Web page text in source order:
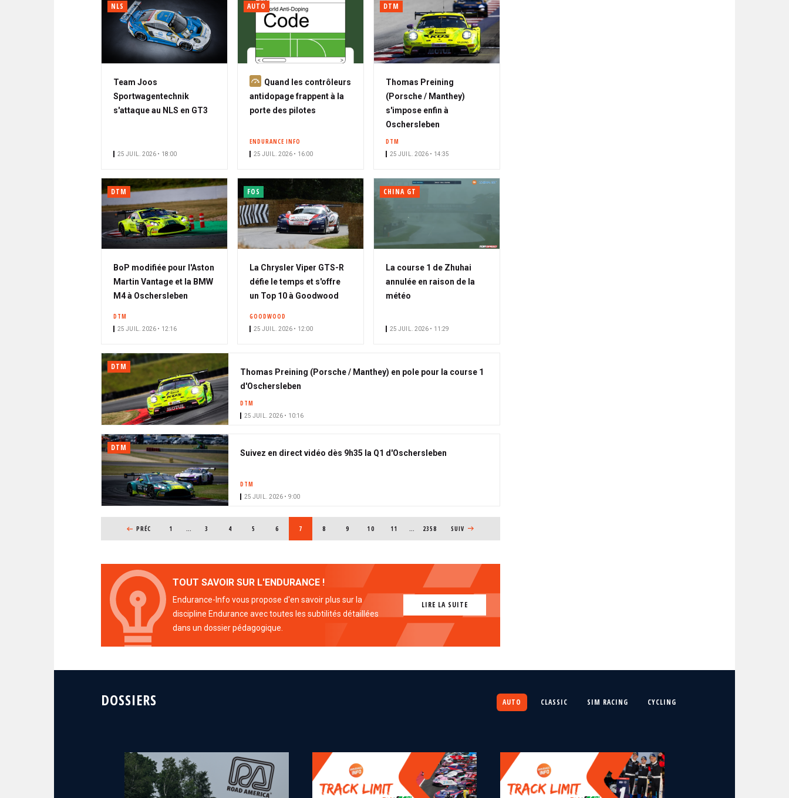
NLS
Team Joos
Sportwagentechnik
s'attaque au NLS en GT3
25 JUIL. 2026 • 18:00
AUTO
A
b
o
n
é
Quand les contrôleurs
antidopage frappent à la
porte des pilotes
ENDURANCE INFO
25 JUIL. 2026 • 16:00
DTM
Thomas Preining
(Porsche / Manthey)
s'impose enfin à
Oschersleben
DTM
25 JUIL. 2026 • 14:35
DTM
BoP modifiée pour l'Aston
Martin Vantage et la BMW
M4 à Oschersleben
DTM
25 JUIL. 2026 • 12:16
FOS
La Chrysler Viper GTS-R
défie le temps et s'offre
un Top 10 à Goodwood
GOODWOOD
25 JUIL. 2026 • 12:00
CHINA GT
La course 1 de Zhuhai
annulée en raison de la
météo
25 JUIL. 2026 • 11:29
DTM
Thomas Preining (Porsche / Manthey) en pole pour la course 1
d'Oschersleben
DTM
25 JUIL. 2026 • 10:16
DTM
Suivez en direct vidéo dès 9h35 la Q1 d'Oschersleben
DTM
25 JUIL. 2026 • 9:00
PAGINATION
PAGE PRÉCÉDENTE
PRÉC 1 … PAGE
3 PAGE
4 PAGE
5 PAGE
6 PAGE COURANTE
7 PAGE
8 PAGE
9 PAGE
10 PAGE
11 … 2358 PAGE SUIVANTE
SUIV
TOUT SAVOIR SUR L'ENDURANCE !
Endurance-Info vous propose d'en savoir plus sur la
discipline Endurance avec toutes les subtilités détaillées
dans un dossier pédagogique.
LIRE LA SUITE
DOSSIERS AUTO CLASSIC SIM RACING CYCLING